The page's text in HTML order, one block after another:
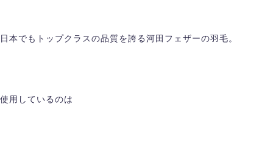
日本でもトップクラスの品質を誇る河田フェザーの羽毛。
使用しているのは